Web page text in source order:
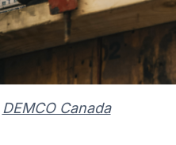
DEMCO Canada